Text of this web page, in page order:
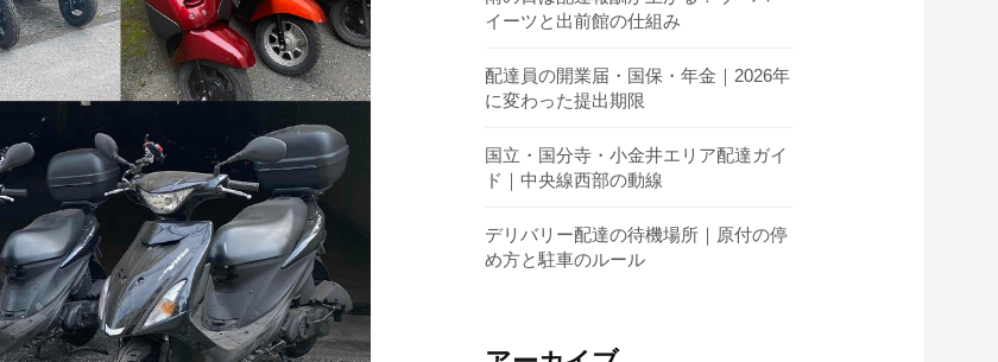
イーツと出前館の仕組み
配達員の開業届・国保・年金｜2026年
に変わった提出期限
国立・国分寺・小金井エリア配達ガイ
ド｜中央線西部の動線
デリバリー配達の待機場所｜原付の停
め方と駐車のルール